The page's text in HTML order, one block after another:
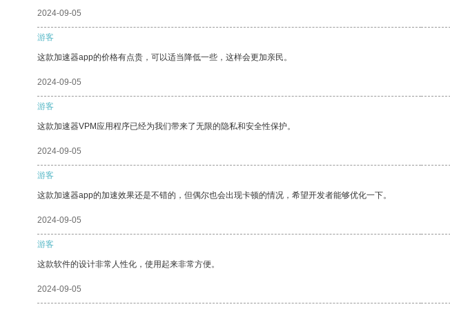
2024-09-05
游客
这款加速器app的价格有点贵，可以适当降低一些，这样会更加亲民。
2024-09-05
游客
这款加速器VPM应用程序已经为我们带来了无限的隐私和安全性保护。
2024-09-05
游客
这款加速器app的加速效果还是不错的，但偶尔也会出现卡顿的情况，希望开发者能够优化一下。
2024-09-05
游客
这款软件的设计非常人性化，使用起来非常方便。
2024-09-05